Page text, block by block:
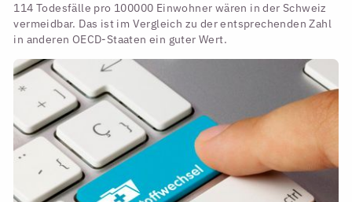
114 Todesfälle pro 100000 Einwohner wären in der Schweiz
vermeidbar. Das ist im Vergleich zu der entsprechenden Zahl
in anderen OECD-Staaten ein guter Wert.